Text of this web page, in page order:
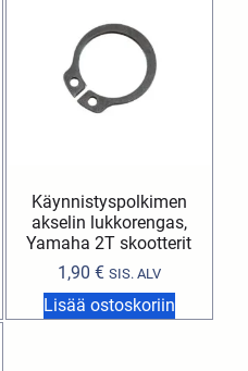
Käynnistyspolkimen
akselin lukkorengas,
Yamaha 2T skootterit
1,90 € SIS. ALV
Lisää ostoskoriin